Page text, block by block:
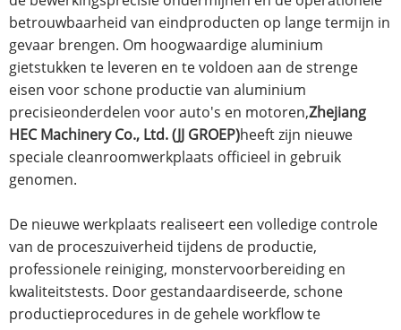
betrouwbaarheid van eindproducten op lange termijn in
gevaar brengen. Om hoogwaardige aluminium
gietstukken te leveren en te voldoen aan de strenge
eisen voor schone productie van aluminium
precisieonderdelen voor auto's en motoren,Zhejiang
HEC Machinery Co., Ltd. (JJ GROEP)heeft zijn nieuwe
speciale cleanroomwerkplaats officieel in gebruik
genomen.
De nieuwe werkplaats realiseert een volledige controle
van de proceszuiverheid tijdens de productie,
professionele reiniging, monstervoorbereiding en
kwaliteitstests. Door gestandaardiseerde, schone
productieprocedures in de gehele workflow te